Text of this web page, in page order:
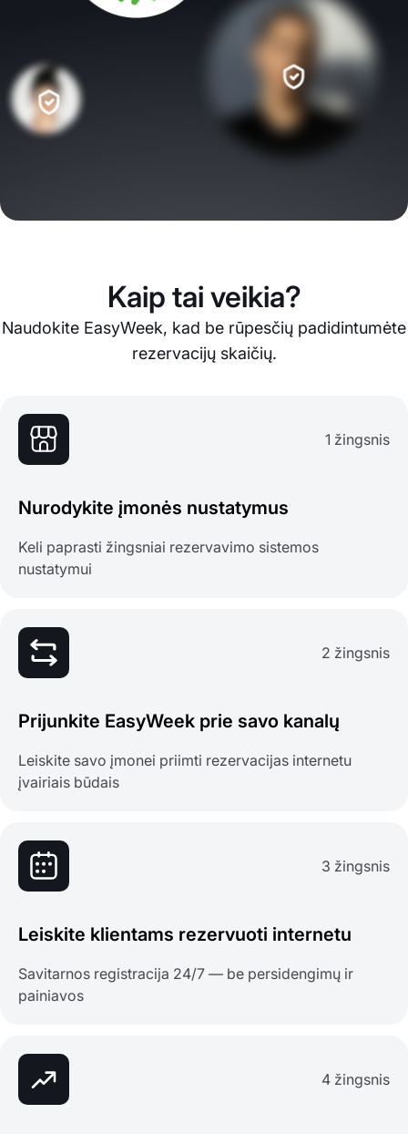
Kaip tai veikia?
Naudokite EasyWeek, kad be rūpesčių padidintumėte
rezervacijų skaičių.
1 žingsnis
Nurodykite įmonės nustatymus
Keli paprasti žingsniai rezervavimo sistemos
nustatymui
2 žingsnis
Prijunkite EasyWeek prie savo kanalų
Leiskite savo įmonei priimti rezervacijas internetu
įvairiais būdais
3 žingsnis
Leiskite klientams rezervuoti internetu
Savitarnos registracija 24/7 — be persidengimų ir
painiavos
4 žingsnis